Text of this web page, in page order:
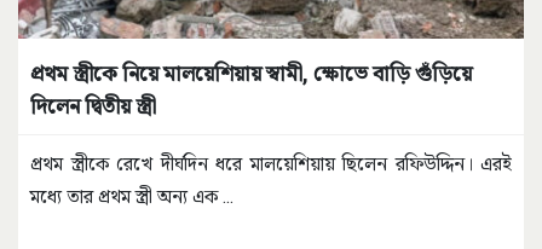
প্রথম স্ত্রীকে নিয়ে মালয়েশিয়ায় স্বামী, ক্ষোভে বাড়ি গুঁড়িয়ে
দিলেন দ্বিতীয় স্ত্রী
প্রথম স্ত্রীকে রেখে দীর্ঘদিন ধরে মালয়েশিয়ায় ছিলেন রফিউদ্দিন। এরই
মধ্যে তার প্রথম স্ত্রী অন্য এক...